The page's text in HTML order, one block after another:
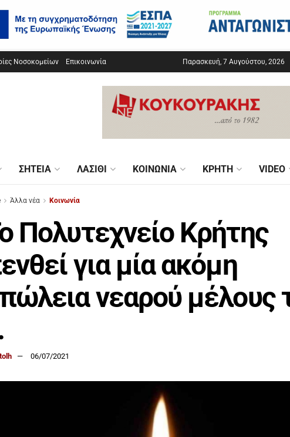
Νοσοκομείων Επικοινωνία Παρασκευή, 7 Αυγούστου, 2026
ΣΗΤΕΊΑ ΛΑΣΊΘΙ ΚΟΙΝΩΝΊΑ ΚΡΉΤΗ VIDEO
Άλλα νέα Κοινωνία
Πολυτεχνείο Κρήτης
για μία ακόμη
νεαρού μέλους
06/07/2021